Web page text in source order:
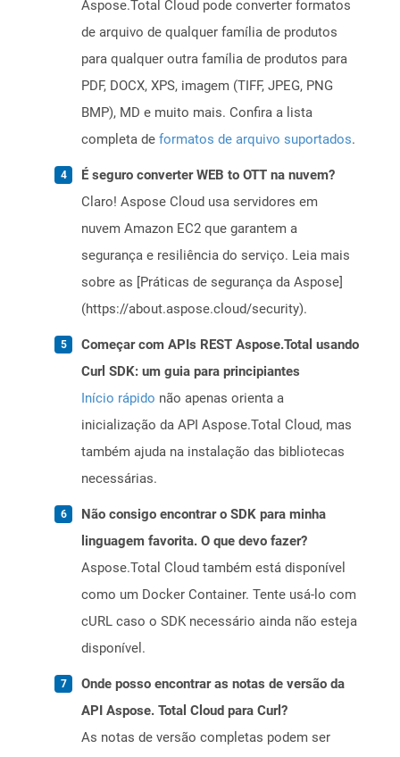
Aspose.Total Cloud pode converter formatos
de arquivo de qualquer família de produtos
para qualquer outra família de produtos para
PDF, DOCX, XPS, imagem (TIFF, JPEG, PNG
BMP), MD e muito mais. Confira a lista
completa de formatos de arquivo suportados.
É seguro converter WEB to OTT na nuvem?
Claro! Aspose Cloud usa servidores em
nuvem Amazon EC2 que garantem a
segurança e resiliência do serviço. Leia mais
sobre as [Práticas de segurança da Aspose]
(https://about.aspose.cloud/security).
Começar com APIs REST Aspose.Total usando
Curl SDK: um guia para principiantes
Início rápido não apenas orienta a
inicialização da API Aspose.Total Cloud, mas
também ajuda na instalação das bibliotecas
necessárias.
Não consigo encontrar o SDK para minha
linguagem favorita. O que devo fazer?
Aspose.Total Cloud também está disponível
como um Docker Container. Tente usá-lo com
cURL caso o SDK necessário ainda não esteja
disponível.
Onde posso encontrar as notas de versão da
API Aspose. Total Cloud para Curl?
As notas de versão completas podem ser